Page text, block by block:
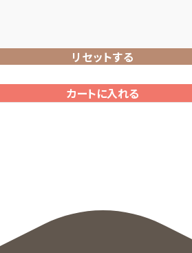
リセットする
カートに入れる